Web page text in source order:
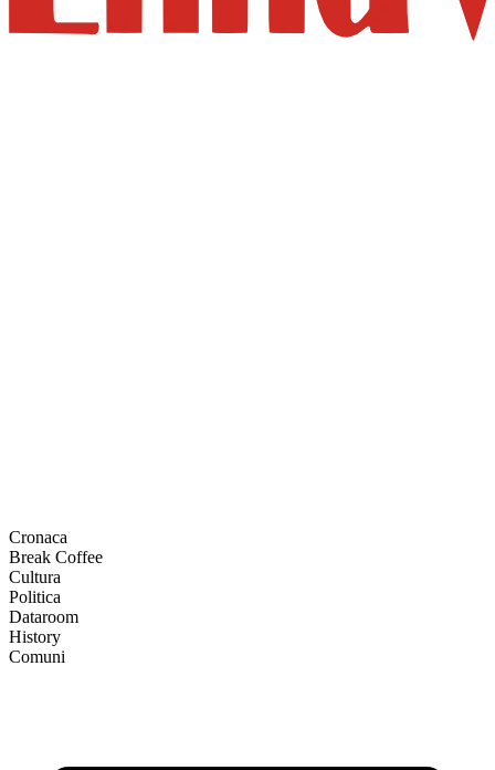
Cronaca
Break Coffee
Cultura
Politica
Dataroom
History
Comuni